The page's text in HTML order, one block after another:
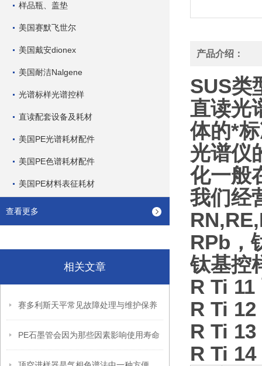
样品瓶、盖垫
美国赛默飞世尔
美国戴安dionex
美国耐洁Nalgene
光谱标样光谱控样
直读配套设备及耗材
美国PE光谱耗材配件
美国PE色谱耗材配件
美国PE材料表征耗材
查看更多
相关文章
赛多利斯天平常见故障处理与维护保养
PE石墨管会因为那些因素影响使用寿命
产品介绍：
SUS类
直读光
体的*
光谱仪
化一般
我们经
RPb，
钛基
R Ti 11
R Ti
R Ti
R Ti